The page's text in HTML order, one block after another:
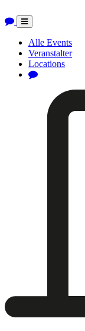
Toggle
navigation
Alle Events
Veranstalter
Locations